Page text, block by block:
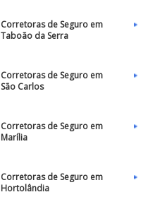
Corretoras de Seguro em
Taboão da Serra
Corretoras de Seguro em
São Carlos
Corretoras de Seguro em
Marília
Corretoras de Seguro em
Hortolândia